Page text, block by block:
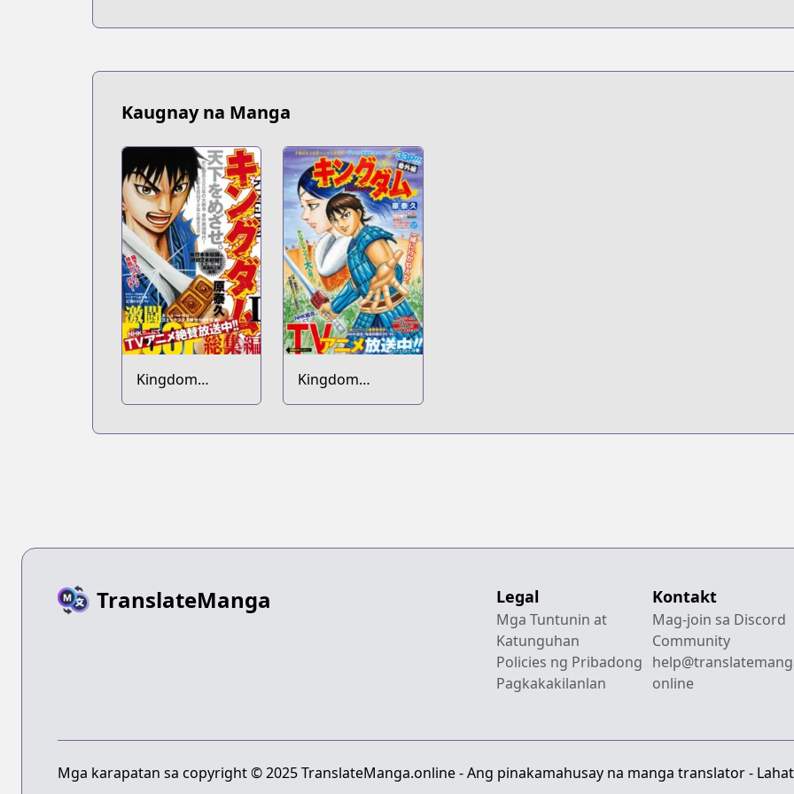
Kaugnay na Manga
Kingdom
Soushuuhen
Kingdom
Bangai-hen
TranslateManga Legal
Mga Tuntunin at
Katunguhan
Policies ng Pribadong
Pagkakakilanlan
Kontakt
Mag-join sa Discord
Community
online
Mga karapatan sa copyright © 2025 TranslateManga.online - Ang pinakamahusay na manga translator -